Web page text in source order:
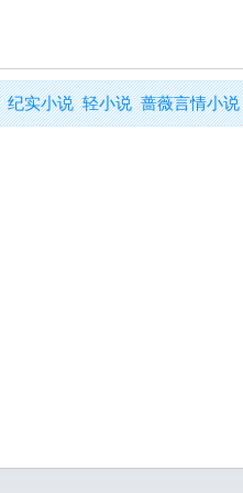
纪实小说 轻小说 蔷薇言情小说